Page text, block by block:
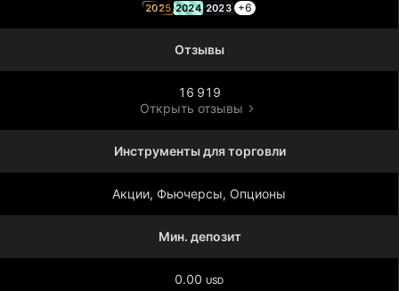
2025 2024 2023 +6
Отзывы
16 919
Открыть отзывы
Инструменты для торговли
Акции, Фьючерсы, Опционы
Мин. депозит
0.00 USD